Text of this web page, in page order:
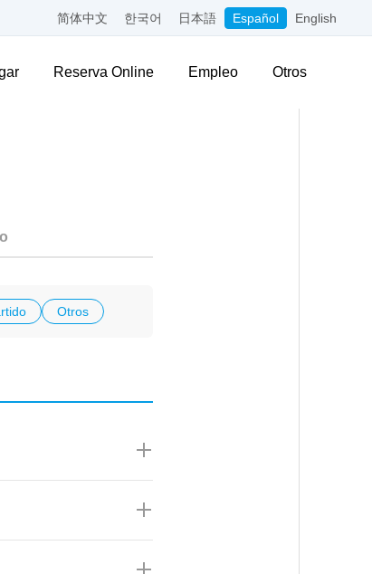
简体中文 한국어 日本語 Español English
Reserva Online Empleo Otros
Otros